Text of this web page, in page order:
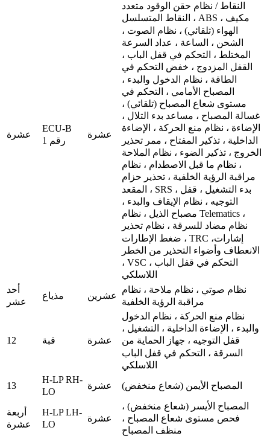
عشرة
ECU-B
رقم 1
عشرة
النقاط / نظام حقن الوقود متعدد
النقاط المتسلسل ، ABS ، مكيف
الهواء (تلقائي) ، نظام الصوت ،
الشحن ، الساعة ، عداد السرعة
المختلط ، التحكم في قفل الباب ،
القفل المزدوج ، خفض التحكم في
الطاقة ، نظام الدخول والبدء ،
المصباح الأمامي ، التحكم في
مستوى شعاع المصباح (تلقائي) ،
غسالة المصباح ، مساعد بدء التلال ،
الإضاءة ، نظام منع الحركة ، الإضاءة
الداخلية ، تذكير المفتاح ، ممر تحذير
الخروج ، تذكير الضوء ، نظام الملاحة
، نظام ما قبل الاصطدام ، نظام
مراقبة الرؤية الخلفية ، تحذير حزام
المقعد ، SRS ، بدء التشغيل ، قفل
التوجيه ، نظام الإيقاف والبدء ،
مصباح الذيل ، نظام Telematics ،
نظام مضاد للسرقة ، نظام تحذير
ضغط الإطارات ، TRC ،إشارات
الانعطاف وأضواء التحذير من الخطر
، VSC ، التحكم في قفل الباب
اللاسلكي
أحد
عشر
مذياع عشرين
نظام صوتي ، نظام ملاحة ، نظام
مراقبة الرؤية الخلفية
12 قبة عشرة
نظام منع الحركة ، نظام الدخول
والبدء ، الإضاءة الداخلية ، التشغيل ،
قفل التوجيه ، جهاز الحماية من
السرقة ، التحكم في قفل الباب
اللاسلكي
13
H-LP RH-
LO
عشرة المصباح الأيمن (شعاع منخفض)
أربعة
عشرة
H-LP LH-
LO
عشرة
المصباح الأيسر (شعاع منخفض) ،
فحص مستوى شعاع المصباح ،
منظف المصباح